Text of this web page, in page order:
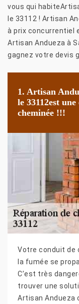
vous qui
le 33112 ! Artisan
à prix concurrentiel
Artisan Andueza à
gagnez votre devis
1. Artisan
le 33112est
cheminée !!!
Votre conduit de
la fumée se
C’est très
trouver une
Artisan Andueza